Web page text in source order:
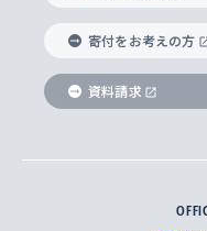
理工学部
Futures） –
実践宗教学研
総合人間科学研
経済学研究科
アジア文化研
アメリカ・カ
メディア・ジ
就職（内定先
企業の採用ご
Sophia Short-
学費・奨学金
学部入学前に
上智大学とカ
国連Weeks・
ダイバーシテ
数字で見る上智
上智大学のネッ
父母・保証人
上智大学の出版
上智大学大学
上智大学のビ
寄付をお考えの方
資料請求